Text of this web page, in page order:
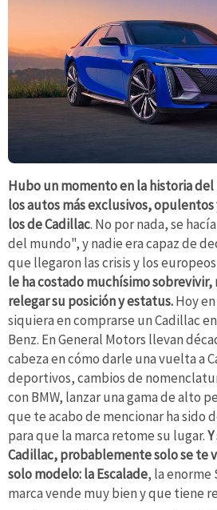
Hubo un momento en la historia
los autos más exclusivos,
los de Cadillac. No por nada, se
del mundo", y nadie era capaz de
que llegaron las crisis y los
le ha costado muchísimo
relegar su posición y estatus.Hoy
siquiera en comprarse un Cadillac
Benz. En General Motors llevan
cabeza en cómo darle una vuelta a
deportivos, cambios de
con BMW, lanzar una gama de alto
que te acabo de mencionar ha sido
para que la marca retome su lugar.
Cadillac, probablemente solo se te
solo modelo: la Escalade, la enorme
marca vende muy bien y que tiene